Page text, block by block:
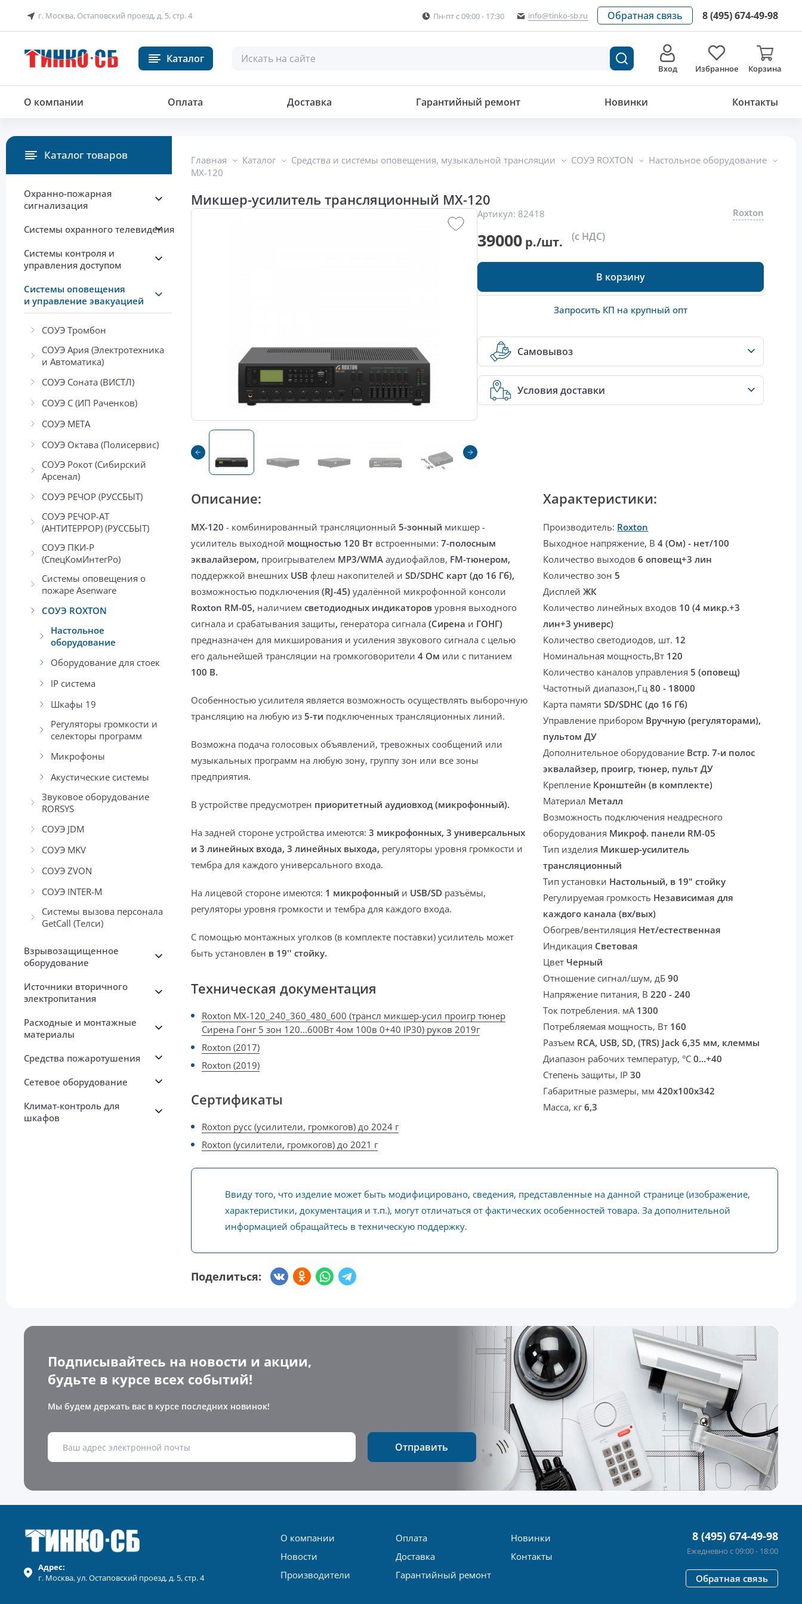
г. Москва, Остаповский проезд, д. 5, стр. 4 Пн-пт с 09:00 - 17:30 info@tinko-sb.ru Обратная связь 8 (495) 674-49-98
Каталог
Вход Избранное Корзина
О компании Оплата Доставка Гарантийный ремонт Новинки Контакты
Главная Каталог Средства и системы оповещения, музыкальной трансляции СОУЭ ROXTON
Настольное оборудование
MX-120
Микшер-усилитель трансляционный MX-120
Артикул: 82418 Roxton
39000 р./шт. (с НДС)
В корзину
Запросить КП на крупный опт
Самовывоз
Условия доставки
Характеристики:
Производитель: Roxton
Выходное напряжение, В4 (Ом) - нет/100
Количество выходов6 оповещ+3 лин
Количество зон5
ДисплейЖК
Количество линейных входов 10 (4 микр.+3
лин+3 универс)
Количество светодиодов, шт. 12
Номинальная мощность,Вт 120
Количество каналов управления5 (оповещ)
Частотный диапазон,Гц80 - 18000
Карта памятиSD/SDHC (до 16 Гб)
Управление прибором Вручную (регуляторами),
пультом ДУ
Дополнительное оборудование Встр. 7-и полос
эквалайзер, проигр, тюнер, пульт ДУ
Крепление Кронштейн (в комплекте)
Материал Металл
Возможность подключения неадресного
оборудования Микроф. панели RM-05
Тип изделия Микшер-усилитель
трансляционный
Тип установки Настольный, в 19" стойку
Регулируемая громкость Независимая для
каждого канала (вх/вых)
Обогрев/вентиляция Нет/естественная
Индикация Световая
Цвет Черный
Отношение сигнал/шум, дБ90
Напряжение питания, В220 - 240
Ток потребления. мА 1300
Потребляемая мощность, Вт 160
Разъем RCA, USB, SD, (TRS) Jack 6,35 мм, клеммы
Диапазон рабочих температур, °С0...+40
Степень защиты, IP30
Габаритные размеры, мм420х100х342
Масса, кг6,3
Описание:
MX-120 - комбинированный трансляционный 5-зонный микшер -
усилитель выходной мощностью 120 Вт встроенными: 7-полосным
эквалайзером, проигрывателем MP3/WMA аудиофайлов, FM-тюнером,
поддержкой внешних USB флеш накопителей и SD/SDHC карт (до 16 Гб),
возможностью подключения (RJ-45) удалённой микрофонной консоли
Roxton RM-05, наличием светодиодных индикаторов уровня выходного
сигнала и срабатывания защиты, генератора сигнала (Сирена и ГОНГ)
предназначен для микширования и усиления звукового сигнала с целью
его дальнейшей трансляции на громкоговорители 4 Ом или с питанием
100 В.
Особенностью усилителя является возможность осуществлять выборочную
трансляцию на любую из 5-ти подключенных трансляционных линий.
Возможна подача голосовых объявлений, тревожных сообщений или
музыкальных программ на любую зону, группу зон или все зоны
предприятия.
В устройстве предусмотрен приоритетный аудиовход (микрофонный).
На задней стороне устройства имеются: 3 микрофонных, 3 универсальных
и 3 линейных входа, 3 линейных выхода, регуляторы уровня громкости и
тембра для каждого универсального входа.
На лицевой стороне имеются: 1 микрофонный и USB/SD разъёмы,
регуляторы уровня громкости и тембра для каждого входа.
С помощью монтажных уголков (в комплекте поставки) усилитель может
быть установлен в 19'' стойку.
Техническая документация
Roxton MX-120_240_360_480_600 (трансл микшер-усил проигр тюнер
Сирена Гонг 5 зон 120...600Вт 4ом 100в 0+40 IP30) руков 2019г
Roxton (2017)
Roxton (2019)
Сертификаты
Roxton русс (усилители, громкогов) до 2024 г
Roxton (усилители, громкогов) до 2021 г
Ввиду того, что изделие может быть модифицировано, сведения, представленные на данной странице (изображение,
характеристики, документация и т.п.), могут отличаться от фактических особенностей товара. За дополнительной
информацией обращайтесь в техническую поддержку.
Поделиться:
Каталог товаров
Охранно-пожарная
сигнализация
Системы охранного телевидения
Системы контроля и
управления доступом
Системы оповещения
и управление эвакуацией
СОУЭ Тромбон
СОУЭ Ария (Электротехника
и Автоматика)
СОУЭ Соната (ВИСТЛ)
СОУЭ С (ИП Раченков)
СОУЭ МЕТА
СОУЭ Октава (Полисервис)
СОУЭ Рокот (Сибирский
Арсенал)
СОУЭ РЕЧОР (РУССБЫТ)
СОУЭ РЕЧОР-АТ
(АНТИТЕРРОР) (РУССБЫТ)
СОУЭ ПКИ-Р
(СпецКомИнтегРо)
Системы оповещения о
пожаре Asenware
СОУЭ ROXTON
Настольное
оборудование
Оборудование для стоек
IP система
Шкафы 19
Регуляторы громкости и
селекторы программ
Микрофоны
Акустические системы
Звуковое оборудование
RORSYS
СОУЭ JDM
СОУЭ MKV
СОУЭ ZVON
СОУЭ INTER-М
Системы вызова персонала
GetCall (Телси)
Взрывозащищенное
оборудование
Источники вторичного
электропитания
Расходные и монтажные
материалы
Средства пожаротушения
Сетевое оборудование
Климат-контроль для
шкафов
39 000р./шт.
Подписывайтесь на новости и акции,
будьте в курсе всех событий!
Мы будем держать вас в курсе последних новинок!
Отправить
Адрес:
г. Москва, ул.Остаповский проезд, д. 5, стр. 4
О компании
Новости
Производители
Оплата
Доставка
Гарантийный ремонт
Новинки
Контакты
8 (495) 674-49-98
Ежедневно с 09:00 - 18:00
Обратная связь